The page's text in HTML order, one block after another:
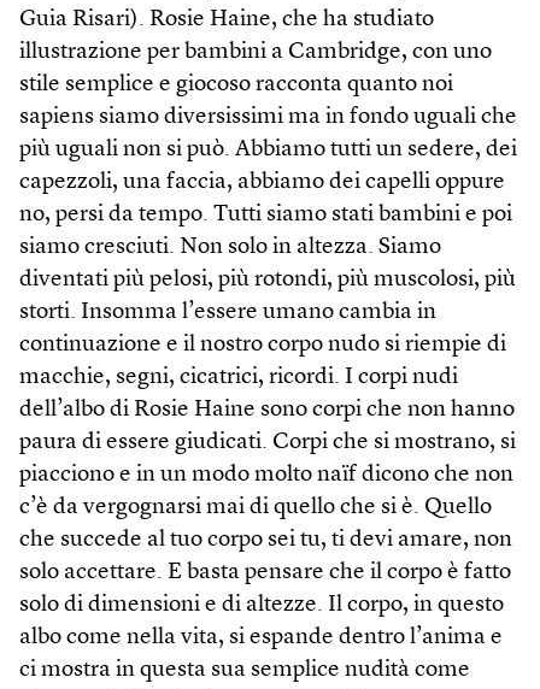
Guia Risari). Rosie Haine, che ha studiato
illustrazione per bambini a Cambridge, con uno
stile semplice e giocoso racconta quanto noi
sapiens siamo diversissimi ma in fondo uguali che
più uguali non si può. Abbiamo tutti un sedere, dei
capezzoli, una faccia, abbiamo dei capelli oppure
no, persi da tempo. Tutti siamo stati bambini e poi
siamo cresciuti. Non solo in altezza. Siamo
diventati più pelosi, più rotondi, più muscolosi, più
storti. Insomma l’essere umano cambia in
continuazione e il nostro corpo nudo si riempie di
macchie, segni, cicatrici, ricordi. I corpi nudi
dell’albo di Rosie Haine sono corpi che non hanno
paura di essere giudicati. Corpi che si mostrano, si
piacciono e in un modo molto naïf dicono che non
c’è da vergognarsi mai di quello che si è. Quello
che succede al tuo corpo sei tu, ti devi amare, non
solo accettare. E basta pensare che il corpo è fatto
solo di dimensioni e di altezze. Il corpo, in questo
albo come nella vita, si espande dentro l’anima e
ci mostra in questa sua semplice nudità come